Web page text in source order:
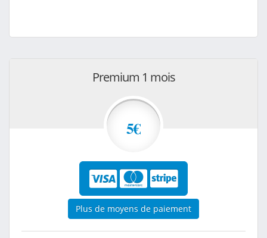
Premium 1 mois
5€
Plus de moyens de paiement